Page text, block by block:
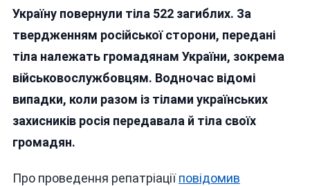
Повернули
522
Загиблих
Захисників
Україну повернули тіла 522 загиблих. За
твердженням російської сторони, передані
тіла належать громадянам України, зокрема
військовослужбовцям. Водночас відомі
випадки, коли разом із тілами українських
захисників росія передавала й тіла своїх
громадян.
Про проведення репатріаціїповідомив